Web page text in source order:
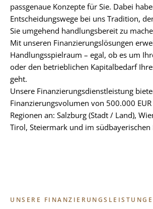
passgenaue Konzepte für Sie. Dabei
Entscheidungswege bei uns Tradition,
Sie umgehend handlungsbereit zu
Mit unseren Finanzierungslösungen
Handlungsspielraum – egal, ob es um
oder den betrieblichen Kapitalbedarf
geht.
Unsere Finanzierungsdienstleistung
Finanzierungsvolumen von 500.000
Regionen an: Salzburg (Stadt / Land),
Tirol, Steiermark und im südbayerischen
UNSERE